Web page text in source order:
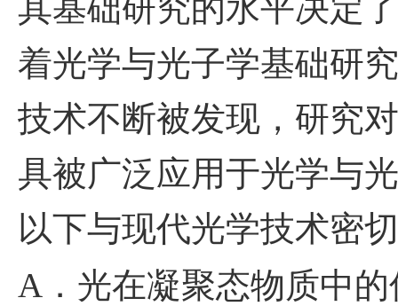
其基础研究的水平决定
着光学与光子学基础研
技术不断被发现，研究
具被广泛应用于光学与
以下与现代光学技术密
A ．光在凝聚态物质中